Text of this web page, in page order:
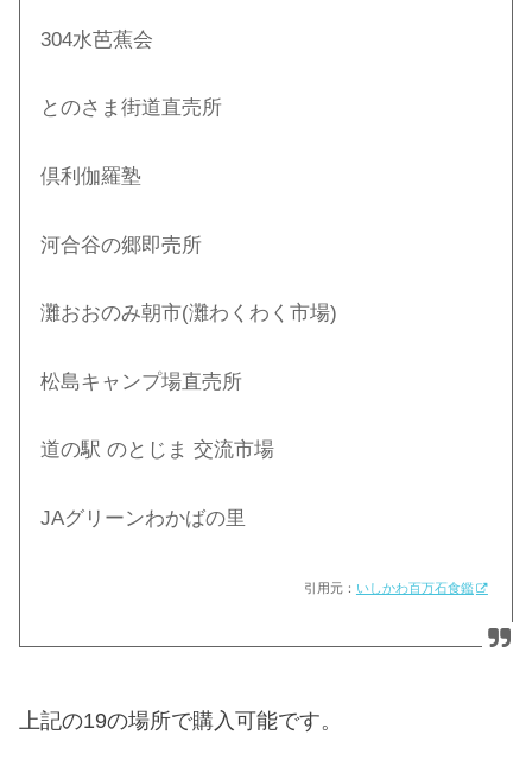
304水芭蕉会
とのさま街道直売所
倶利伽羅塾
河合谷の郷即売所
灘おおのみ朝市(灘わくわく市場)
松島キャンプ場直売所
道の駅 のとじま 交流市場
JAグリーンわかばの里
引用元： いしかわ百万石食鑑
上記の19の場所で購入可能です。